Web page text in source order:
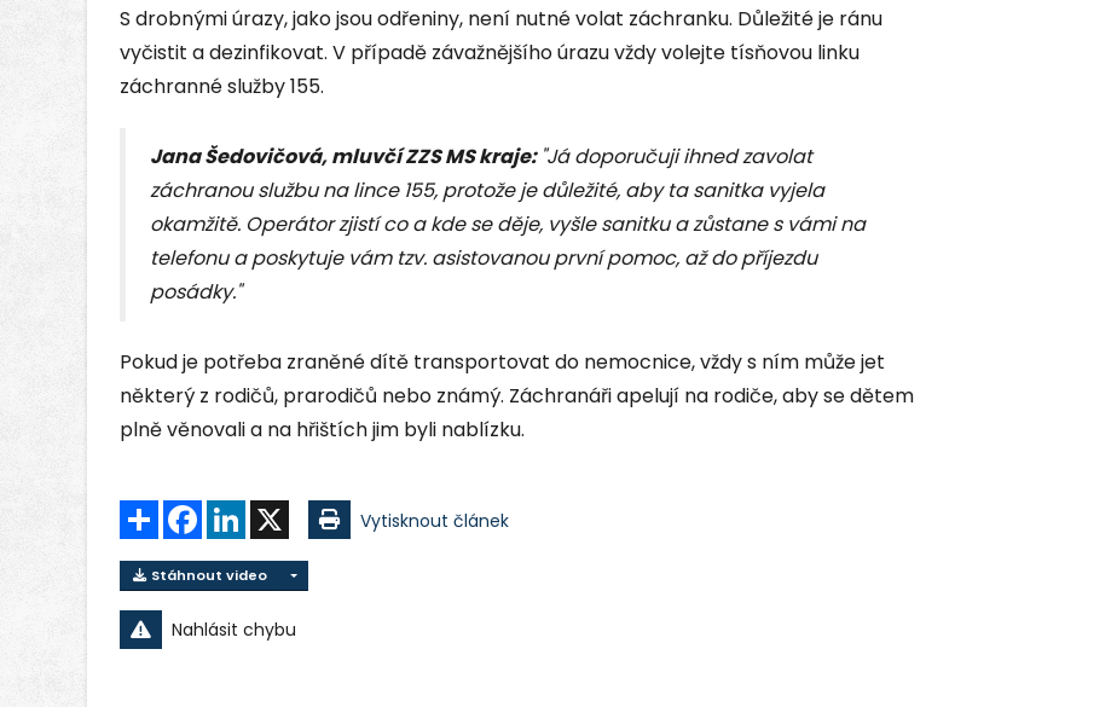
S drobnými úrazy, jako jsou odřeniny, není nutné volat záchranku. Důležité je ránu
vyčistit a dezinfikovat. V případě závažnějšího úrazu vždy volejte tísňovou linku
záchranné služby 155.
Jana Šedovičová, mluvčí ZZS MS kraje: "Já doporučuji ihned zavolat
záchranou službu na lince 155, protože je důležité, aby ta sanitka vyjela
okamžitě. Operátor zjistí co a kde se děje, vyšle sanitku a zůstane s vámi na
telefonu a poskytuje vám tzv. asistovanou první pomoc, až do příjezdu
posádky."
Pokud je potřeba zraněné dítě transportovat do nemocnice, vždy s ním může jet
některý z rodičů, prarodičů nebo známý. Záchranáři apelují na rodiče, aby se dětem
plně věnovali a na hřištích jim byli nablízku.
Sdílet FacebookLinkedIn Vytisknout článek
Stáhnout video
Nahlásit chybu